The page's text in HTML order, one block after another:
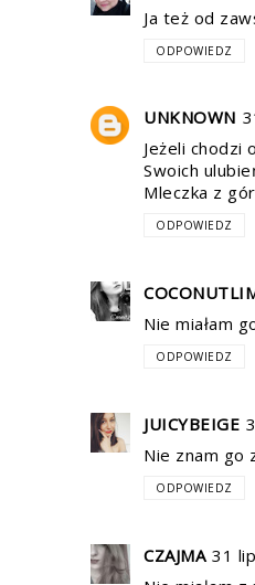
Ja też od
ODPOWIEDZ
UNKNOWN
Jeżeli chodzi
Swoich
Mleczka z
ODPOWIEDZ
Nie miałam
ODPOWIEDZ
JUICYBEIGE
Nie znam go
ODPOWIEDZ
CZAJMA 31